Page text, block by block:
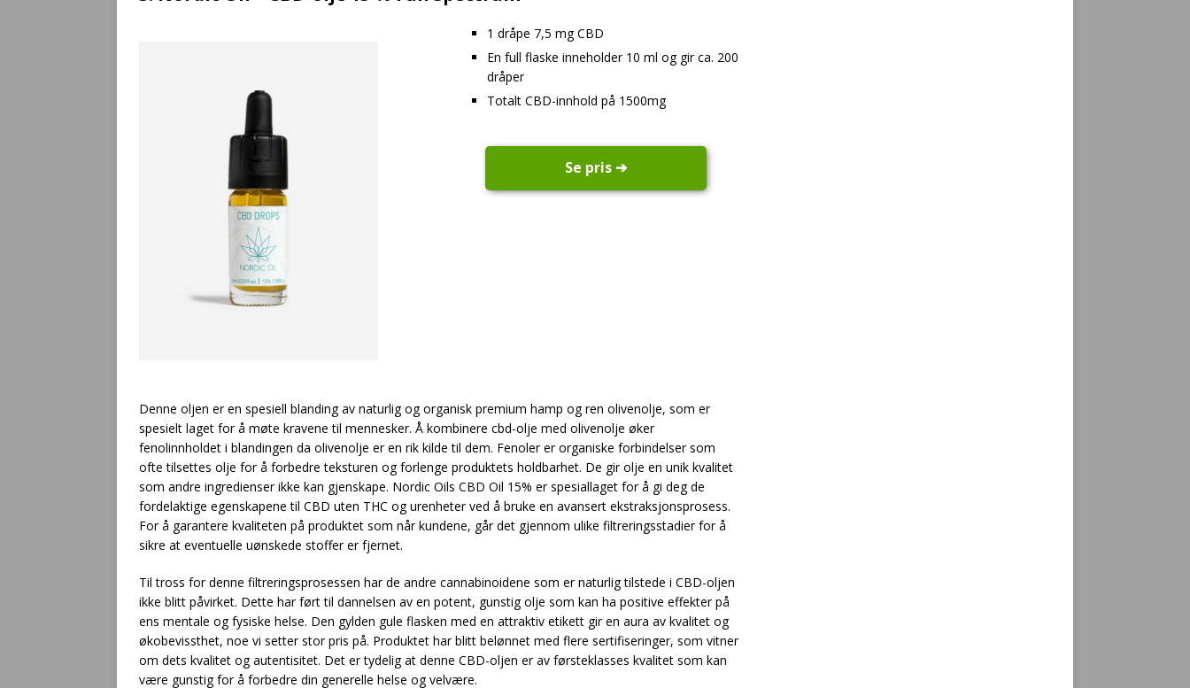
1 dråpe 7,5 mg CBD
En full flaske inneholder 10 ml og gir ca. 200
dråper
Totalt CBD-innhold på 1500mg
Se pris ➔
Denne oljen er en spesiell blanding av naturlig og organisk premium hamp og ren olivenolje, som er
spesielt laget for å møte kravene til mennesker. Å kombinere cbd-olje med olivenolje øker
fenolinnholdet i blandingen da olivenolje er en rik kilde til dem. Fenoler er organiske forbindelser som
ofte tilsettes olje for å forbedre teksturen og forlenge produktets holdbarhet. De gir olje en unik kvalitet
som andre ingredienser ikke kan gjenskape. Nordic Oils CBD Oil 15% er spesiallaget for å gi deg de
fordelaktige egenskapene til CBD uten THC og urenheter ved å bruke en avansert ekstraksjonsprosess.
For å garantere kvaliteten på produktet som når kundene, går det gjennom ulike filtreringsstadier for å
sikre at eventuelle uønskede stoffer er fjernet.
Til tross for denne filtreringsprosessen har de andre cannabinoidene som er naturlig tilstede i CBD-oljen
ikke blitt påvirket. Dette har ført til dannelsen av en potent, gunstig olje som kan ha positive effekter på
ens mentale og fysiske helse. Den gylden gule flasken med en attraktiv etikett gir en aura av kvalitet og
økobevissthet, noe vi setter stor pris på. Produktet har blitt belønnet med flere sertifiseringer, som vitner
om dets kvalitet og autentisitet. Det er tydelig at denne CBD-oljen er av førsteklasses kvalitet som kan
være gunstig for å forbedre din generelle helse og velvære.